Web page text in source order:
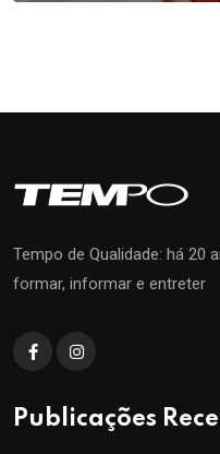
Tempo de Qualidade: há 20
formar, informar e entreter
Publicações